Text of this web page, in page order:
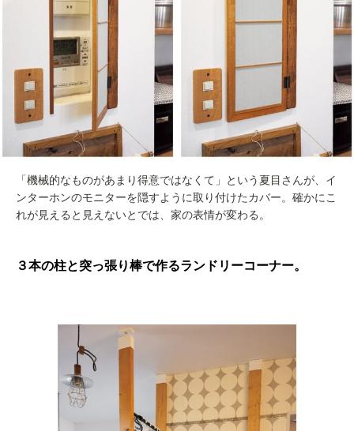
「機械的なものがあまり得意ではなくて」という夏目さんが、イ
ンターホンのモニターを隠すように取り付けたカバー。確かにこ
れが見えると見えないとでは、家の表情が変わる。
３本の柱と突っ張り棒で作るランドリーコーナー。